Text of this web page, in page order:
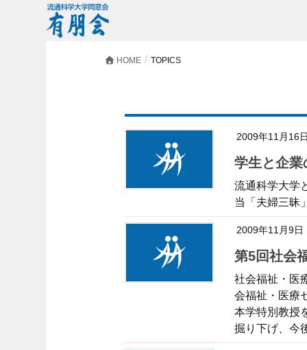
HOME TOPICS
2009年11月16日
学生と企
流通科学大学
当「夫婦三昧
2009年11月9日
第5回社
社会福祉・医
会福祉・医療
本学特別教授
掘り下げ、今